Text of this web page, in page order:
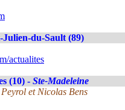
Julien-du-Sault (89)
actualites
(10) - Ste-Madeleine
et Nicolas Bens